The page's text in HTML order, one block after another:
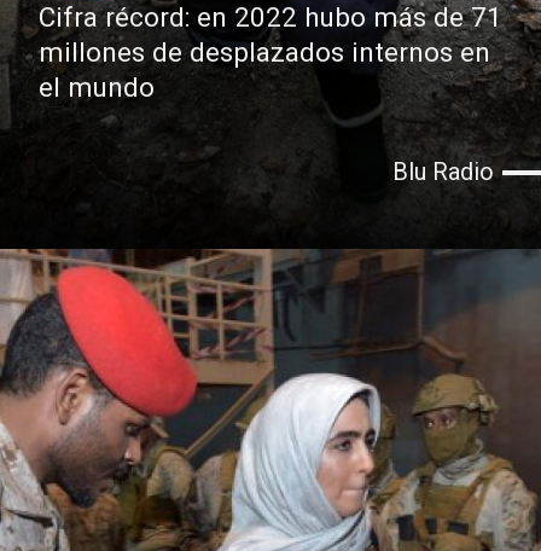
Cifra récord: en 2022 hubo más de 71
millones de desplazados internos en
el mundo
Blu Radio